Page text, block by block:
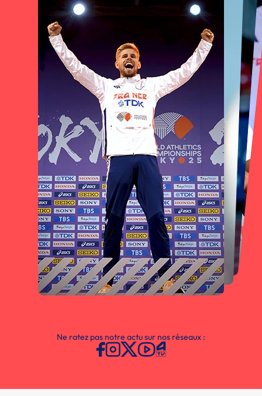
Ne ratez pas notre actu sur nos réseaux :